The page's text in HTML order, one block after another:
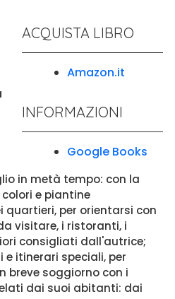
ACQUISTA LIBRO
Amazon.it
INFORMAZIONI
Google Books
in metà tempo: con la
e piantine
per orientarsi con
visitare, i ristoranti, i
consigliati dall'autrice;
itinerari speciali, per
breve soggiorno con i
dai suoi abitanti: dai